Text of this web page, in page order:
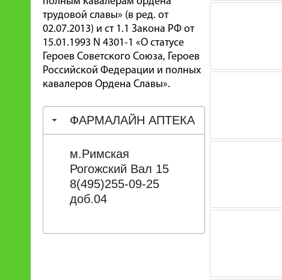
трудовой славы» (в ред. от
02.07.2013) и ст 1.1 Закона РФ от
15.01.1993 N 4301-1 «О статусе
Героев Советского Союза, Героев
Российской Федерации и полных
кавалеров Ордена Славы».
ФАРМАЛАЙН АПТЕКА
м.Римская
Рогожский Вал 15
8(495)255-09-25
доб.04